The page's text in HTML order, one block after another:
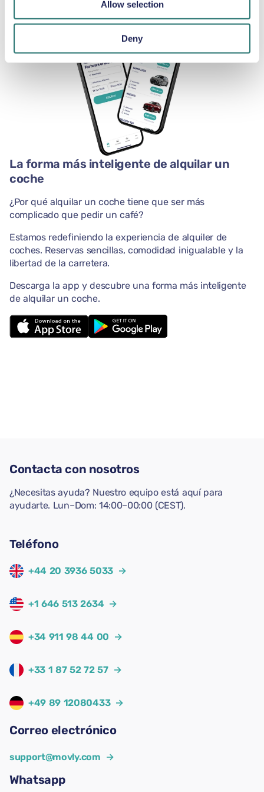
Allow selection
Deny
La forma más inteligente de alquilar un
coche
¿Por qué alquilar un coche tiene que ser más
complicado que pedir un café?
Estamos redefiniendo la experiencia de alquiler de
coches. Reservas sencillas, comodidad inigualable y la
libertad de la carretera.
Descarga la app y descubre una forma más inteligente
de alquilar un coche.
Contacta con nosotros
¿Necesitas ayuda? Nuestro equipo está aquí para
ayudarte. Lun–Dom: 14:00–00:00 (CEST).
Teléfono
+44 20 3936 5033 →
+1 646 513 2634 →
+34 911 98 44 00 →
+33 1 87 52 72 57 →
+49 89 12080433 →
Correo electrónico
support@movly.com →
Whatsapp